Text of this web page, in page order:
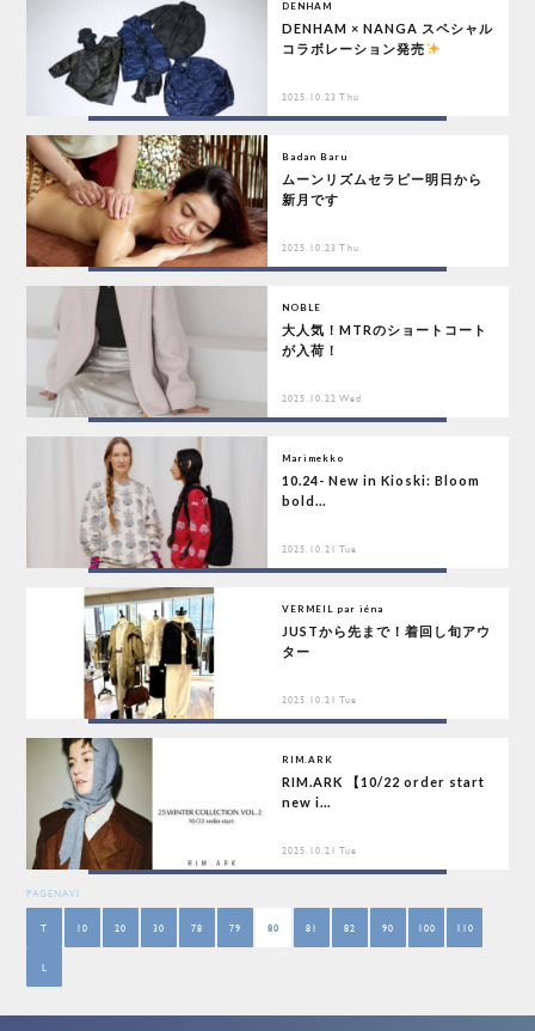
DENHAM
DENHAM × NANGA スペシャル
コラボレーション発売
2025.10.23 Thu
Badan Baru
ムーンリズムセラピー明日から
新月です
2025.10.23 Thu
NOBLE
大人気！MTRのショートコート
が入荷！
2025.10.22 Wed
Marimekko
10.24- New in Kioski: Bloom
bold...
2025.10.21 Tue
VERMEIL par iéna
JUSTから先まで！着回し旬アウ
ター
2025.10.21 Tue
RIM.ARK
RIM.ARK 【10/22 order start
new i...
2025.10.21 Tue
PAGENAVI
T 10 20 30 78 79 80 81 82 90 100 110
L